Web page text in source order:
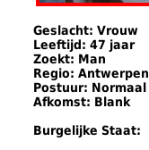
Geslacht: Vrouw
Leeftijd: 47 jaar
Zoekt: Man
Regio: Antwerpen
Postuur: Normaal
Afkomst: Blank
Burgelijke Staat: